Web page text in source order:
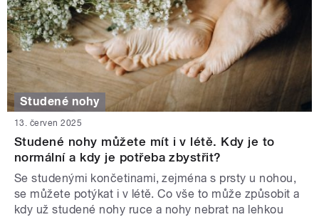
Studené nohy
13. červen 2025
Studené nohy můžete mít i v létě. Kdy je to
normální a kdy je potřeba zbystřit?
Se studenými končetinami, zejména s prsty u nohou,
se můžete potýkat i v létě. Co vše to může způsobit a
kdy už studené nohy ruce a nohy nebrat na lehkou